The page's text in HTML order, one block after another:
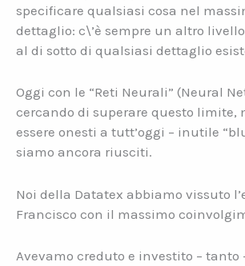
specificare qualsiasi cosa nel
dettaglio: c\’è sempre un altro
al di sotto di qualsiasi dettaglio
Oggi con le “Reti Neurali” (Neural
cercando di superare questo limite,
essere onesti a tutt’oggi – inutile
siamo ancora riusciti.
Noi della Datatex abbiamo vissuto
Francisco con il massimo
Avevamo creduto e investito – tanto